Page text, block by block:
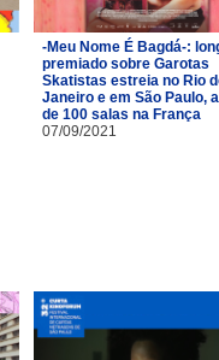
-Meu Nome É Bagdá-:
premiado sobre Garotas
Skatistas estreia no Rio
Janeiro e em São Paulo,
de 100 salas na França
07/09/2021